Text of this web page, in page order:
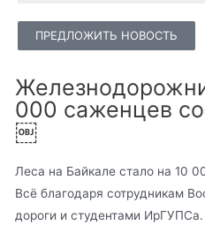
ПРЕДЛОЖИТЬ НОВОСТЬ
000 саженцев
￼
Леса на Байкале стало на 10
Всё благодаря сотрудникам
дороги и студентами